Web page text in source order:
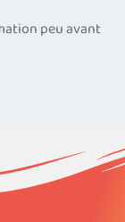
peu avant